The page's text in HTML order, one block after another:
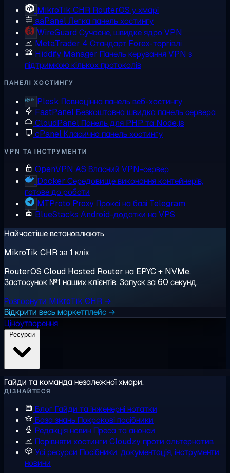
MikroTik CHR RouterOS у хмарі
aaPanelЛегка панель хостингу
WireGuard Сучасне, швидке ядро VPN
MetaTrader 4 Стандарт Forex-торгівлі
Hiddify Manager Панель керування VPN з
підтримкою кількох протоколів
ПАНЕЛІ ХОСТИНГУ
Plesk Повноцінна панель веб-хостингу
FastPanelБезкоштовна швидка панель сервера
CloudPanel Панель для PHP та Node.js
cPanelКласична панель хостингу
VPN ТА ІНСТРУМЕНТИ
OpenVPN AS Власний VPN-сервер
Docker Середовище виконання контейнерів,
готове до роботи
MTProto Proxy Проксі на базі Telegram
BlueStacks Android-додатки на VPS
Найчастіше встановлюють
MikroTik CHR за 1 клік
RouterOS Cloud Hosted Router на EPYC + NVMe.
Застосунок №1 наших клієнтів. Запуск за 60 секунд.
Розгорнути MikroTik CHR →
Відкрити весь маркетплейс →
Ціноутворення
Гайди та команда незалежної хмари.
ДІЗНАЙТЕСЯ
Блог Гайди та інженерні нотатки
База знань Покрокові посібники
Редакція новин Преса та анонси
Порівняти хостинги Cloudzy проти альтернатив
Усі ресурси Посібники, документація, інструменти,
новини